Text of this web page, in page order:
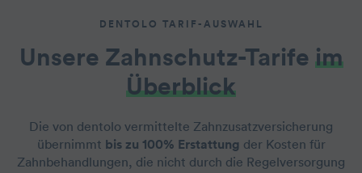
DENTOLO TARIF-AUSWAHL
Unsere Zahnschutz-Tarife im
Überblick
Die von dentolo vermittelte Zahnzusatzversicherung
übernimmt bis zu 100% Erstattung der Kosten für
Zahnbehandlungen, die nicht durch die Regelversorgung